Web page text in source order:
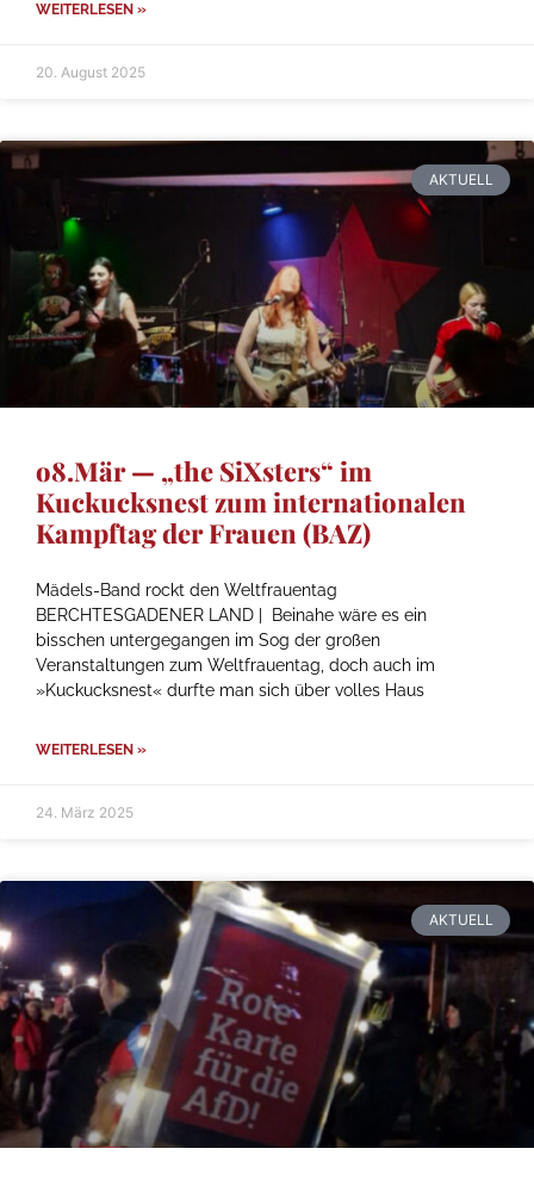
WEITERLESEN »
20. August 2025
AKTUELL
o8.Mär — „the SiXsters“ im
Kuckucksnest zum internationalen
Kampftag der Frauen (BAZ)
Mädels-Band rockt den Weltfrauentag
BERCHTESGADENER LAND | Beinahe wäre es ein
bisschen untergegangen im Sog der großen
Veranstaltungen zum Weltfrauentag, doch auch im
»Kuckucksnest« durfte man sich über volles Haus
WEITERLESEN »
24. März 2025
AKTUELL